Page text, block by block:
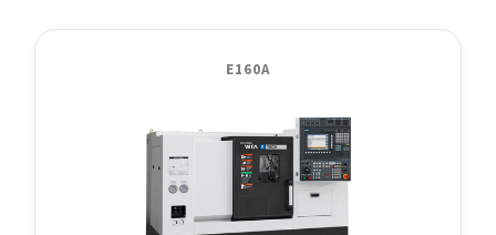
E160A